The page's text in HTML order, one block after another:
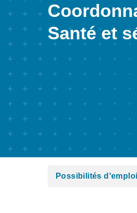
Santé et
Possibilités d'emploi